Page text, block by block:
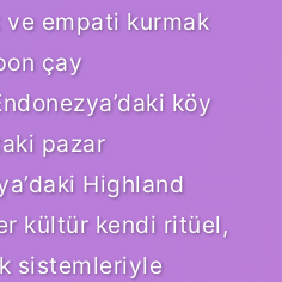
empati kurmak
çay
köy
pazar
Highland
kültür kendi ritüel,
sistemleriyle